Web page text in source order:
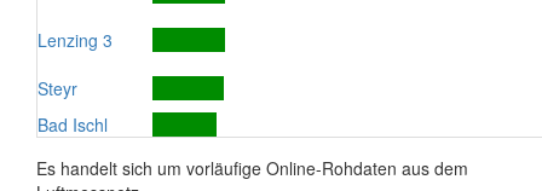
Lenzing 3
Steyr
Bad Ischl
Es handelt sich um vorläufige Online-Rohdaten aus dem